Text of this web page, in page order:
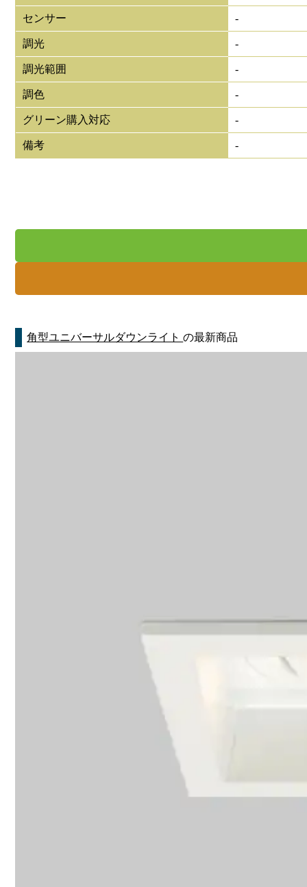
センサー -
調光 -
調光範囲 -
調色 -
グリーン購入対応 -
備考 -
角型ユニバーサルダウンライトの最新商品